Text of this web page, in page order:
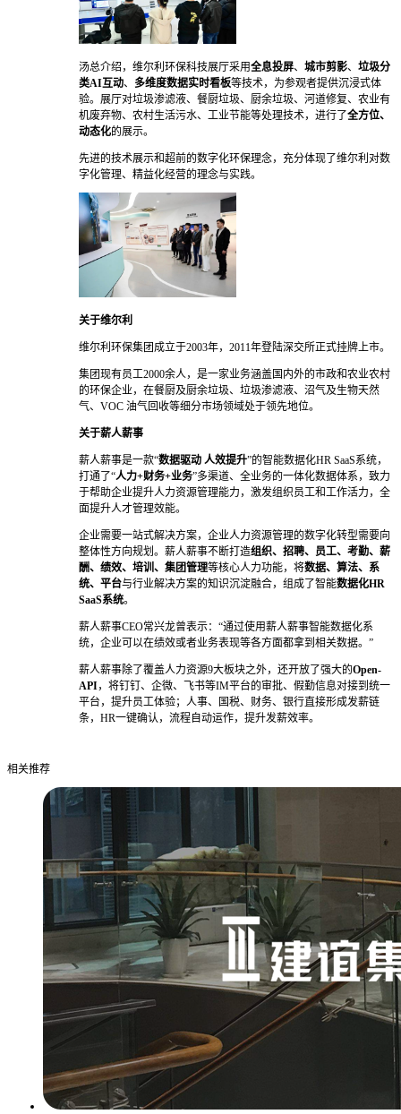
汤总介绍，维尔利环保科技展厅采用全息投屏、 城市剪影、 垃圾分
类AI互动、 多维度数据实时看板等技术，为参观者提供沉浸式体
验。展厅对垃圾渗滤液、餐厨垃圾、厨余垃圾、河道修复、农业有
机废弃物、农村生活污水、工业节能等处理技术，进行了全方位、
动态化的展示。
先进的技术展示和超前的数字化环保理念，充分体现了维尔利对数
字化管理、精益化经营的理念与实践。
关于维尔利
维尔利环保集团成立于2003年，2011年登陆深交所正式挂牌上市。
集团现有员工2000余人，是一家业务涵盖国内外的市政和农业农村
的环保企业，在餐厨及厨余垃圾、垃圾渗滤液、沼气及生物天然
气、VOC 油气回收等细分市场领域处于领先地位。
关于薪人薪事
薪人薪事是一款“数据驱动 人效提升”的智能数据化HR SaaS系统，
打通了“人力+财务+业务”多渠道、全业务的一体化数据体系，致力
于帮助企业提升人力资源管理能力，激发组织员工和工作活力，全
面提升人才管理效能。
企业需要一站式解决方案，企业人力资源管理的数字化转型需要向
整体性方向规划。薪人薪事不断打造组织、招聘、员工、考勤、薪
酬、绩效、培训、集团管理等核心人力功能，将数据、算法、系
统、平台与行业解决方案的知识沉淀融合，组成了智能数据化HR
SaaS系统。
薪人薪事CEO常兴龙曾表示：“通过使用薪人薪事智能数据化系
统，企业可以在绩效或者业务表现等各方面都拿到相关数据。”
薪人薪事除了覆盖人力资源9大板块之外，还开放了强大的Open-
API，将钉钉、企微、飞书等IM平台的审批、假勤信息对接到统一
平台，提升员工体验；人事、国税、财务、银行直接形成发薪链
条，HR一键确认，流程自动运作，提升发薪效率。
相关推荐